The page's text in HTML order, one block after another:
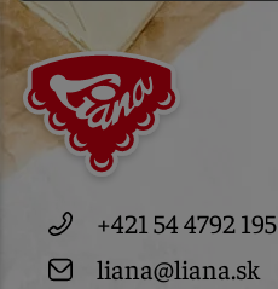
+421 54 4792 195
liana@liana.sk